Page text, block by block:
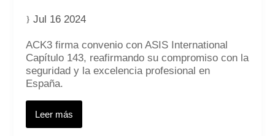
Jul 16 2024
ACK3 firma convenio con ASIS International
Capítulo 143, reafirmando su compromiso con la
seguridad y la excelencia profesional en
España.
Leer más